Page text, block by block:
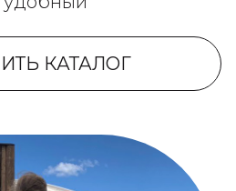
КАТАЛОГ